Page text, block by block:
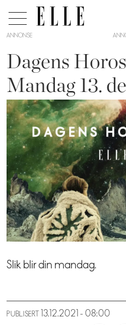
ANNONSE
Dagens
Mandag 13.
Slik blir din mandag.
PUBLISERT 13.12.2021 - 08:00